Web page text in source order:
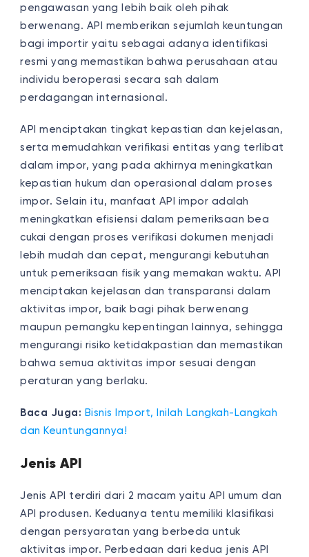
pengawasan yang lebih baik oleh pihak
berwenang. API memberikan sejumlah keuntungan
bagi importir yaitu sebagai adanya identifikasi
resmi yang memastikan bahwa perusahaan atau
individu beroperasi secara sah dalam
perdagangan internasional.
API menciptakan tingkat kepastian dan kejelasan,
serta memudahkan verifikasi entitas yang terlibat
dalam impor, yang pada akhirnya meningkatkan
kepastian hukum dan operasional dalam proses
impor. Selain itu, manfaat API impor adalah
meningkatkan efisiensi dalam pemeriksaan bea
cukai dengan proses verifikasi dokumen menjadi
lebih mudah dan cepat, mengurangi kebutuhan
untuk pemeriksaan fisik yang memakan waktu. API
menciptakan kejelasan dan transparansi dalam
aktivitas impor, baik bagi pihak berwenang
maupun pemangku kepentingan lainnya, sehingga
mengurangi risiko ketidakpastian dan memastikan
bahwa semua aktivitas impor sesuai dengan
peraturan yang berlaku.
Baca Juga: Bisnis Import, Inilah Langkah-Langkah
dan Keuntungannya!
Jenis API
Jenis API terdiri dari 2 macam yaitu API umum dan
API produsen. Keduanya tentu memiliki klasifikasi
dengan persyaratan yang berbeda untuk
aktivitas impor. Perbedaan dari kedua jenis API